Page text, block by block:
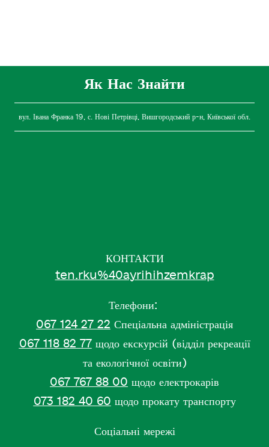
Як Нас Знайти
вул. Івана Франка 19, с. Нові Петрівці, Вишгородський р-н, Київської обл.
КОНТАКТИ
ten.rku%40ayrihihzemkrap
Телефони:
067 124 27 22 Спеціальна адміністрація
067 118 82 77щодо екскурсій (відділ рекреації
та екологічної освіти)
067 767 88 00 щодо електрокарів
073 182 40 60 щодо прокату транспорту
Соціальні мережі